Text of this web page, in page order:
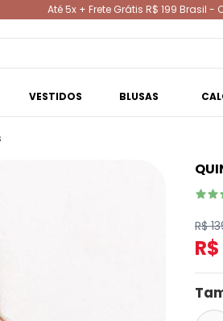
Até 5x + Frete Grátis R$ 199 Brasil -
VESTIDOS BLUSAS
R$